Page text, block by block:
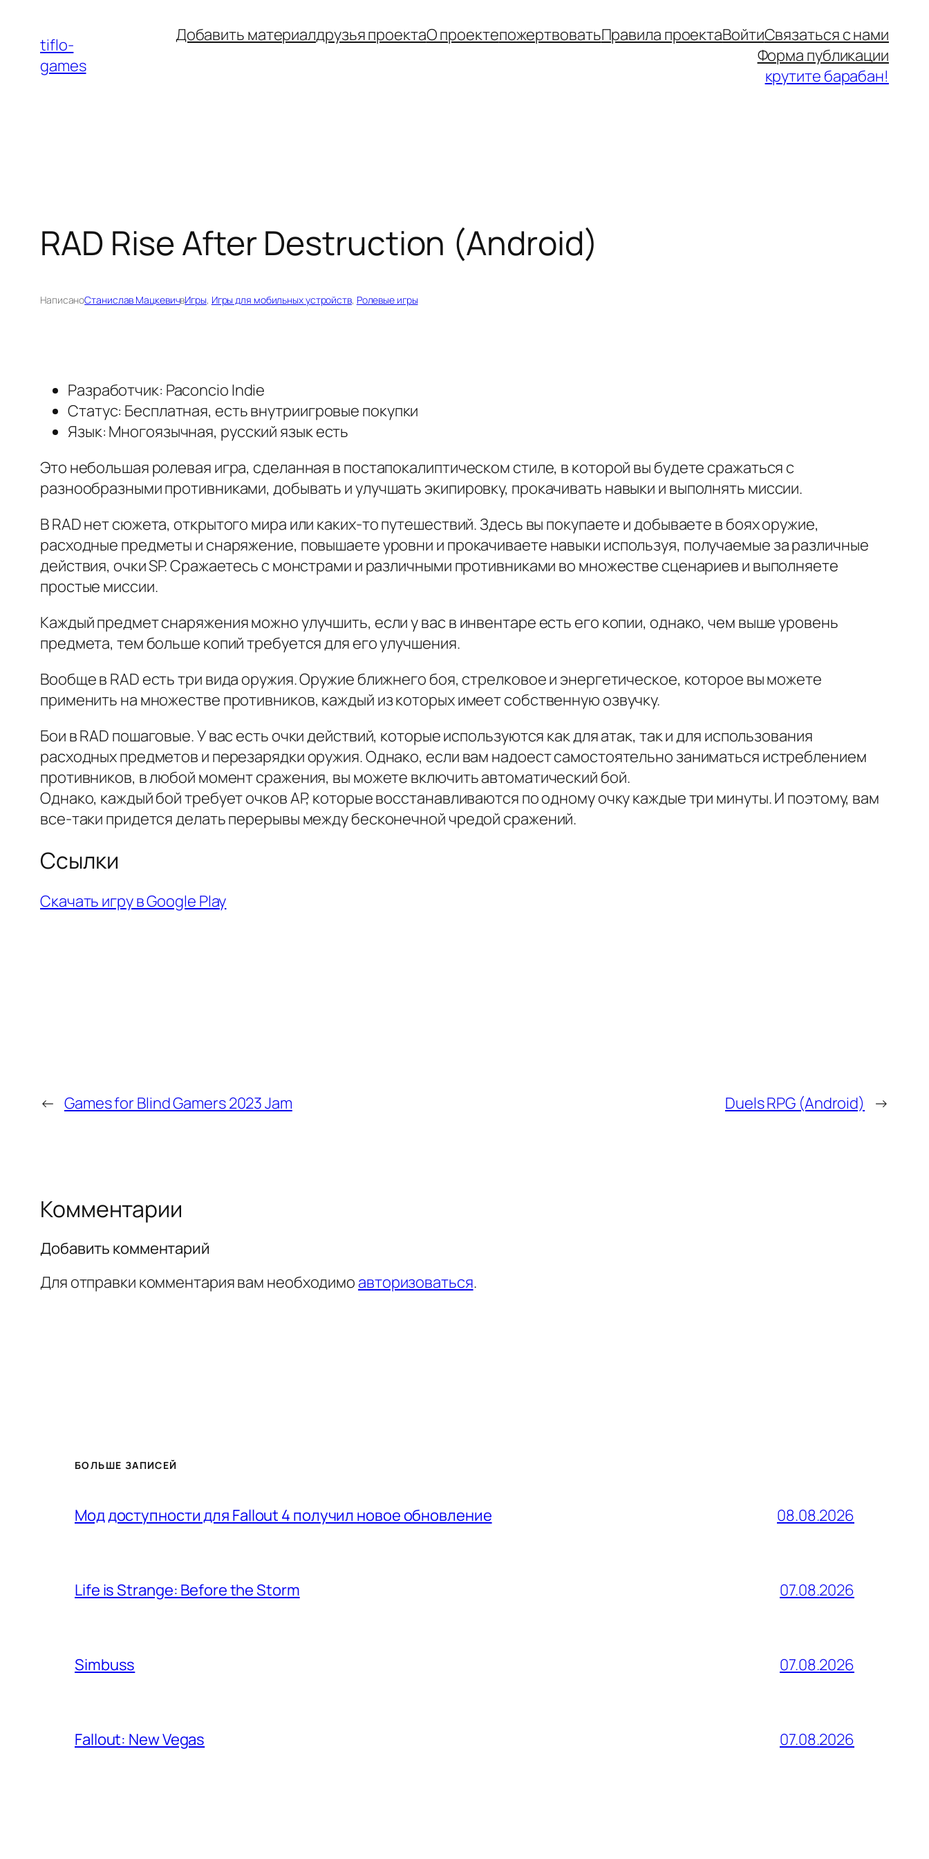
содержимому
tiflo-
games
Добавить материалдрузья проектаО проектепожертвоватьПравила проектаВойтиСвязаться с нами
Форма публикации
крутите барабан!
RAD Rise After Destruction (Android)
НаписаноСтанислав МацкевичвИгры, Игры для мобильных устройств, Ролевые игры
Разработчик: Paconcio Indie
Статус: Бесплатная, есть внутриигровые покупки
Язык: Многоязычная, русский язык есть
Это небольшая ролевая игра, сделанная в постапокалиптическом стиле, в которой вы будете сражаться с
разнообразными противниками, добывать и улучшать экипировку, прокачивать навыки и выполнять миссии.
В RAD нет сюжета, открытого мира или каких-то путешествий. Здесь вы покупаете и добываете в боях оружие,
расходные предметы и снаряжение, повышаете уровни и прокачиваете навыки используя, получаемые за различные
действия, очки SP. Сражаетесь с монстрами и различными противниками во множестве сценариев и выполняете
простые миссии.
Каждый предмет снаряжения можно улучшить, если у вас в инвентаре есть его копии, однако, чем выше уровень
предмета, тем больше копий требуется для его улучшения.
Вообще в RAD есть три вида оружия. Оружие ближнего боя, стрелковое и энергетическое, которое вы можете
применить на множестве противников, каждый из которых имеет собственную озвучку.
Бои в RAD пошаговые. У вас есть очки действий, которые используются как для атак, так и для использования
расходных предметов и перезарядки оружия. Однако, если вам надоест самостоятельно заниматься истреблением
противников, в любой момент сражения, вы можете включить автоматический бой.
Однако, каждый бой требует очков AP, которые восстанавливаются по одному очку каждые три минуты. И поэтому, вам
все-таки придется делать перерывы между бесконечной чредой сражений.
Ссылки
Скачать игру в Google Play
← Games for Blind Gamers 2023 Jam Duels RPG (Android) →
Комментарии
Добавить комментарий
Для отправки комментария вам необходимо авторизоваться.
БОЛЬШЕ ЗАПИСЕЙ
Мод доступности для Fallout 4 получил новое обновление 08.08.2026
Life is Strange: Before the Storm 07.08.2026
Simbuss 07.08.2026
Fallout: New Vegas 07.08.2026